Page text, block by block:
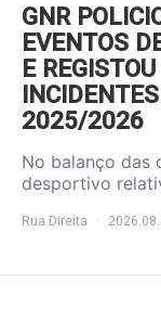
GNR
EVENTOS
E
2025/2026
No balanço das
desportivo
Rua Direita